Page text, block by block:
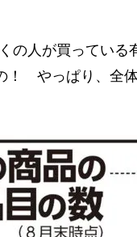
の人が買っている
！ やっぱり、全